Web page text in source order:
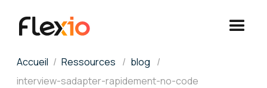
Accueil Ressources
blog
interview-sadapter-rapidement-no-code